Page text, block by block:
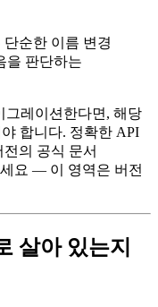
단순한 이름 변경
을 판단하는
그레이션한다면, 해당
합니다. 정확한 API
의 공식 문서
세요 — 이 영역은 버전
살아 있는지